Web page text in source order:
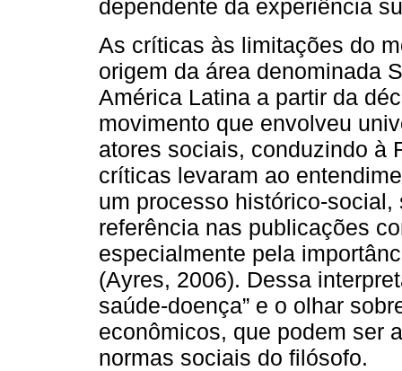
dependente da experiência
As críticas às limitações do
origem da área denominada
América Latina a partir da
movimento que envolveu
atores sociais, conduzindo à
críticas levaram ao
um processo histórico-
referência nas publicações
especialmente pela
(Ayres, 2006). Dessa
saúde-doença” e o olhar
econômicos, que podem ser
normas sociais do filósofo.